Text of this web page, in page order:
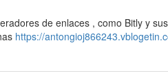
de enlaces , como Bitly y
https://